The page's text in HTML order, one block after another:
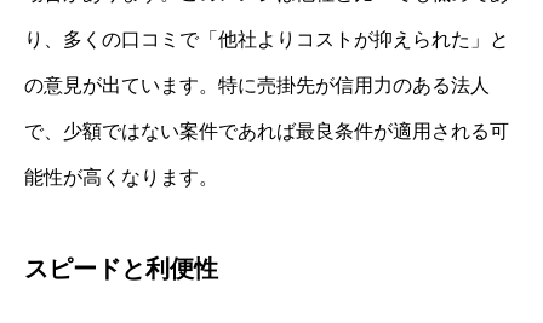
り、多くの口コミで「他社よりコストが抑えられた」と
の意見が出ています。特に売掛先が信用力のある法人
で、少額ではない案件であれば最良条件が適用される可
能性が高くなります。
スピードと利便性